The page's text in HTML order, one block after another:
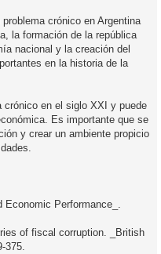
crónico en Argentina
la formación de la república
nacional y la creación del
en la historia de la
crónico en el siglo XXI y puede
Es importante que se
y crear un ambiente propicio
Economic Performance_.
of fiscal corruption. _British
375.